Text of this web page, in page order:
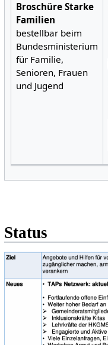
Broschüre Starke
Familien
bestellbar beim
Bundesministerium
für Familie,
Senioren, Frauen
und Jugend
Status